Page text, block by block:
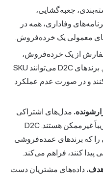
جعبه‌گشایی،
وفاداری، همه در
یک خرده‌فروش.
از یک خرده‌فروش،
بدون الزامات انطباق با پلانوگرام. برندهای D2C می‌توانند SKU
در صورت عدم عملکرد
مدل‌های اشتراکی
از طریق خرده‌فروشی سنتی تقریباً غیرممکن هستند. D2C
برندهای عمده‌فروشی
کنند، فراهم می‌کند.
داده‌های مشتریان دست